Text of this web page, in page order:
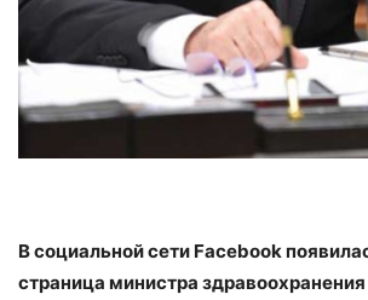
В социальной сети Facebook
страница министра